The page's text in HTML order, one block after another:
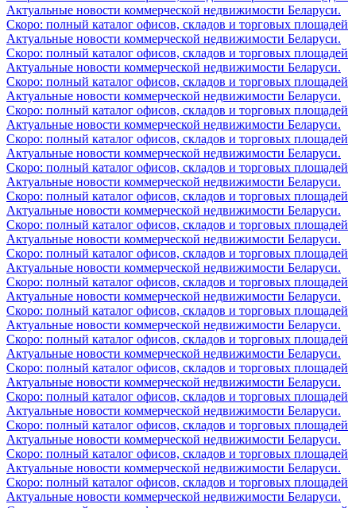
Актуальные новости коммерческой недвижимости Беларуси.
Скоро: полный каталог офисов, складов и торговых площадей
Актуальные новости коммерческой недвижимости Беларуси.
Скоро: полный каталог офисов, складов и торговых площадей
Актуальные новости коммерческой недвижимости Беларуси.
Скоро: полный каталог офисов, складов и торговых площадей
Актуальные новости коммерческой недвижимости Беларуси.
Скоро: полный каталог офисов, складов и торговых площадей
Актуальные новости коммерческой недвижимости Беларуси.
Скоро: полный каталог офисов, складов и торговых площадей
Актуальные новости коммерческой недвижимости Беларуси.
Скоро: полный каталог офисов, складов и торговых площадей
Актуальные новости коммерческой недвижимости Беларуси.
Скоро: полный каталог офисов, складов и торговых площадей
Актуальные новости коммерческой недвижимости Беларуси.
Скоро: полный каталог офисов, складов и торговых площадей
Актуальные новости коммерческой недвижимости Беларуси.
Скоро: полный каталог офисов, складов и торговых площадей
Актуальные новости коммерческой недвижимости Беларуси.
Скоро: полный каталог офисов, складов и торговых площадей
Актуальные новости коммерческой недвижимости Беларуси.
Скоро: полный каталог офисов, складов и торговых площадей
Актуальные новости коммерческой недвижимости Беларуси.
Скоро: полный каталог офисов, складов и торговых площадей
Актуальные новости коммерческой недвижимости Беларуси.
Скоро: полный каталог офисов, складов и торговых площадей
Актуальные новости коммерческой недвижимости Беларуси.
Скоро: полный каталог офисов, складов и торговых площадей
Актуальные новости коммерческой недвижимости Беларуси.
Скоро: полный каталог офисов, складов и торговых площадей
Актуальные новости коммерческой недвижимости Беларуси.
Скоро: полный каталог офисов, складов и торговых площадей
Актуальные новости коммерческой недвижимости Беларуси.
Скоро: полный каталог офисов, складов и торговых площадей
Актуальные новости коммерческой недвижимости Беларуси.